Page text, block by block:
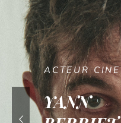
ACTEUR CINE
YANN